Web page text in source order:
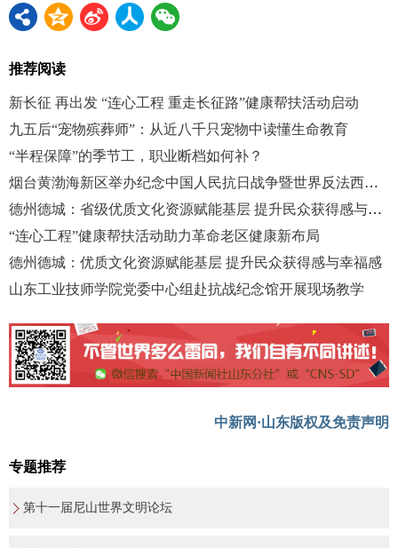
推荐阅读
新长征 再出发 “连心工程 重走长征路”健康帮扶活动启动
九五后“宠物殡葬师”：从近八千只宠物中读懂生命教育
“半程保障”的季节工，职业断档如何补？
烟台黄渤海新区举办纪念中国人民抗日战争暨世界反法西斯战争胜利80周年交响音乐会
德州德城：省级优质文化资源赋能基层 提升民众获得感与幸福感
“连心工程”健康帮扶活动助力革命老区健康新布局
德州德城：优质文化资源赋能基层 提升民众获得感与幸福感
山东工业技师学院党委中心组赴抗战纪念馆开展现场教学
中新网·山东版权及免责声明
专题推荐
第十一届尼山世界文明论坛